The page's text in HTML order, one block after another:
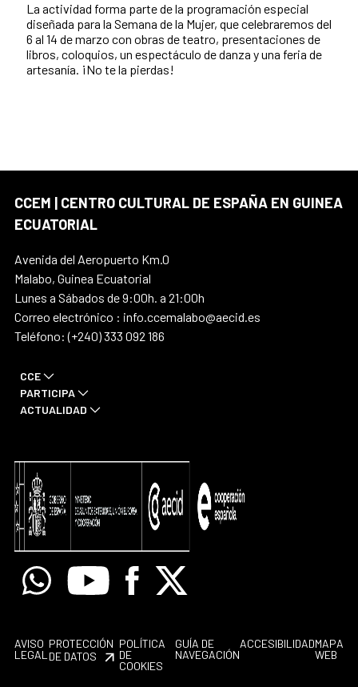
La actividad forma parte de la programación especial
diseñada para la Semana de la Mujer, que celebraremos del
6 al 14 de marzo con obras de teatro, presentaciones de
libros, coloquios, un espectáculo de danza y una feria de
artesanía. ¡No te la pierdas!
CCEM | CENTRO CULTURAL DE ESPAÑA EN GUINEA
ECUATORIAL
Avenida del Aeropuerto Km.0
Malabo, Guinea Ecuatorial
Lunes a Sábados de 9:00h. a 21:00h
Correo electrónico : info.ccemalabo@aecid.es
Teléfono: (+240) 333 092 186
CCE
PARTICIPA
ACTUALIDAD
WhatsappYoutube Facebook
X
AVISO
LEGAL
PROTECCIÓN
DE DATOS
POLÍTICA
DE
COOKIES
GUÍA DE
NAVEGACIÓN
ACCESIBILIDADMAPA
WEB